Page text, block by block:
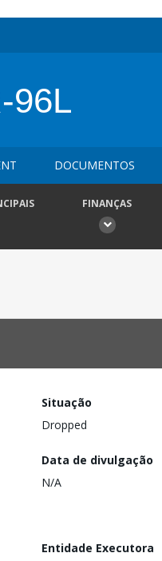
96L
DOCUMENTOS
FINANÇAS
Situação
Dropped
Data de divulgação
N/A
Entidade Executora